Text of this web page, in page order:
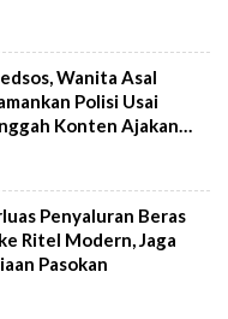
Wanita Asal
Polisi Usai
Konten Ajakan
Penyaluran Beras
Ritel Modern, Jaga
Pasokan